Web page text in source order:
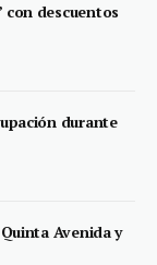
con descuentos
durante
Avenida y